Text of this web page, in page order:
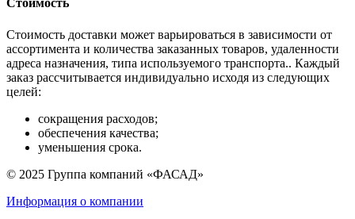
Стоимость
Стоимость доставки может варьироваться в зависимости от
ассортимента и количества заказанных товаров, удаленности
адреса назначения, типа используемого транспорта.. Каждый
заказ рассчитывается индивидуально исходя из следующих
целей:
сокращения расходов;
обеспечения качества;
уменьшения срока.
© 2025 Группа компаний «ФАСАД»
Информация о компании